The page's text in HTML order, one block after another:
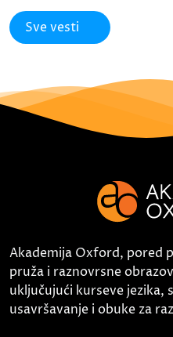
Sve vesti
Akademija Oxford, pored
pruža i raznovrsne
uključujući kurseve jezika,
usavršavanje i obuke za